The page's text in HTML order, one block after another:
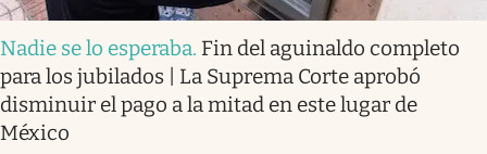
Nadie se lo esperaba. Fin del aguinaldo completo
para los jubilados | La Suprema Corte aprobó
disminuir el pago a la mitad en este lugar de
México